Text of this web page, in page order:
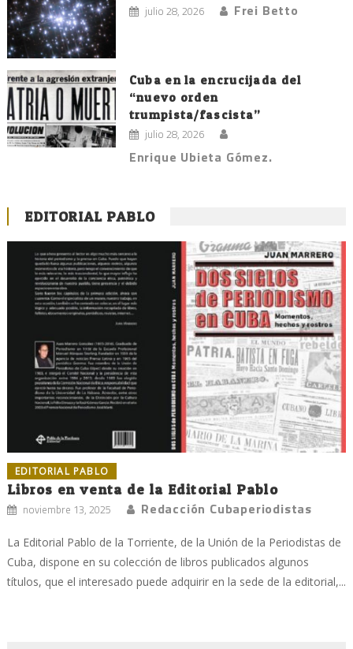
julio 28, 2026 Frei Betto
Cuba en la encrucijada del
“nuevo orden
trumpista/fascista”
julio 28, 2026
Enrique Ubieta Gómez.
EDITORIAL PABLO
EDITORIAL PABLO
Libros en venta de la Editorial Pablo
noviembre 13, 2025 Redacción Cubaperiodistas
La Editorial Pablo de la Torriente, de la Unión de la Periodistas de
Cuba, dispone en su colección de libros publicados algunos
títulos, que el interesado puede adquirir en la sede de la editorial,...